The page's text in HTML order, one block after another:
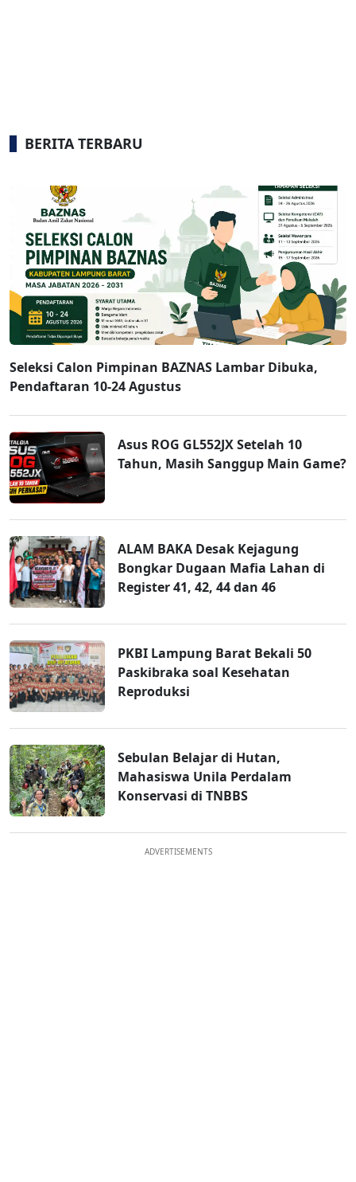
BERITA TERBARU
Seleksi Calon Pimpinan BAZNAS Lambar Dibuka,
Pendaftaran 10-24 Agustus
Asus ROG GL552JX Setelah 10
Tahun, Masih Sanggup Main Game?
ALAM BAKA Desak Kejagung
Bongkar Dugaan Mafia Lahan di
Register 41, 42, 44 dan 46
PKBI Lampung Barat Bekali 50
Paskibraka soal Kesehatan
Reproduksi
Sebulan Belajar di Hutan,
Mahasiswa Unila Perdalam
Konservasi di TNBBS
ADVERTISEMENTS